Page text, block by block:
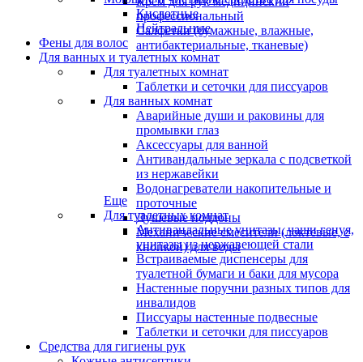
профессиональный
Салфетки (бумажные, влажные,
антибактериальные, тканевые)
Кислотные
Нейтральные
Фены для волос
Для ванных и туалетных комнат
Для туалетных комнат
Таблетки и сеточки для писсуаров
Для ванных комнат
Аварийные души и раковины для
промывки глаз
Аксессуары для ванной
Антивандальные зеркала с подсветкой
из нержавейки
Водонагреватели накопительные и
проточные
Душевые поддоны
Механические смесители (локтевые, с
кнопкой) для воды
Еще
Для туалетных комнат
Антивандальные унитазы, чаши генуя,
унитазы из нержавеющей стали
Встраиваемые диспенсеры для
туалетной бумаги и баки для мусора
Настенные поручни разных типов для
инвалидов
Писсуары настенные подвесные
Таблетки и сеточки для писсуаров
Средства для гигиены рук